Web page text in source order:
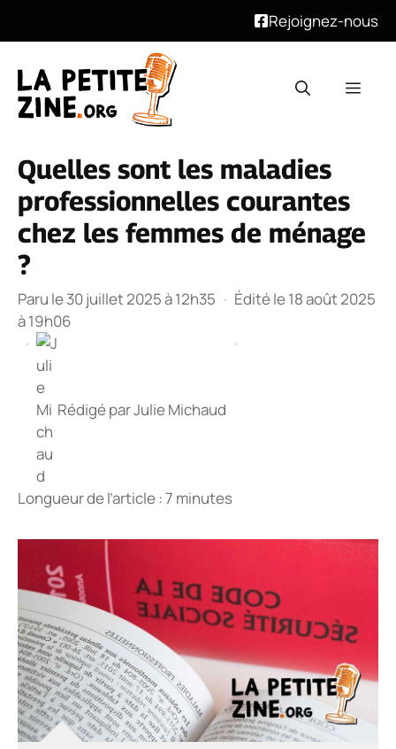
Rejoignez-nous
contenu
Quelles sont les maladies
professionnelles courantes
chez les femmes de ménage
?
Paru le 30 juillet 2025 à 12h35 · Édité le 18 août 2025
à 19h06
·
Rédigé parJulie Michaud
·
Longueur de l’article : 7 minutes